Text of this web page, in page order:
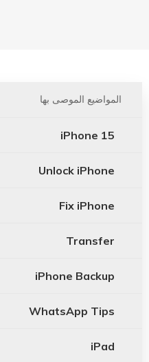
المواضيع الموصى بها
iPhone 15
Unlock iPhone
Fix iPhone
Transfer
iPhone Backup
WhatsApp Tips
iPad